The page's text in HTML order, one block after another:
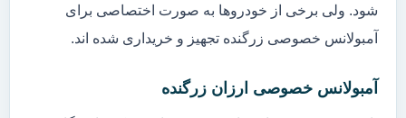
شود. ولی برخی از خودروها به صورت اختصاصی برای
آمبولانس خصوصی زرگنده تجهیز و خریداری شده اند.
آمبولانس خصوصی ارزان زرگنده